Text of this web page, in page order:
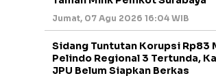
Jumat, 07 Agu 2026 16:04 WIB
Sidang Tuntutan Korupsi Rp83
Pelindo Regional 3 Tertunda,
JPU Belum Siapkan Berkas